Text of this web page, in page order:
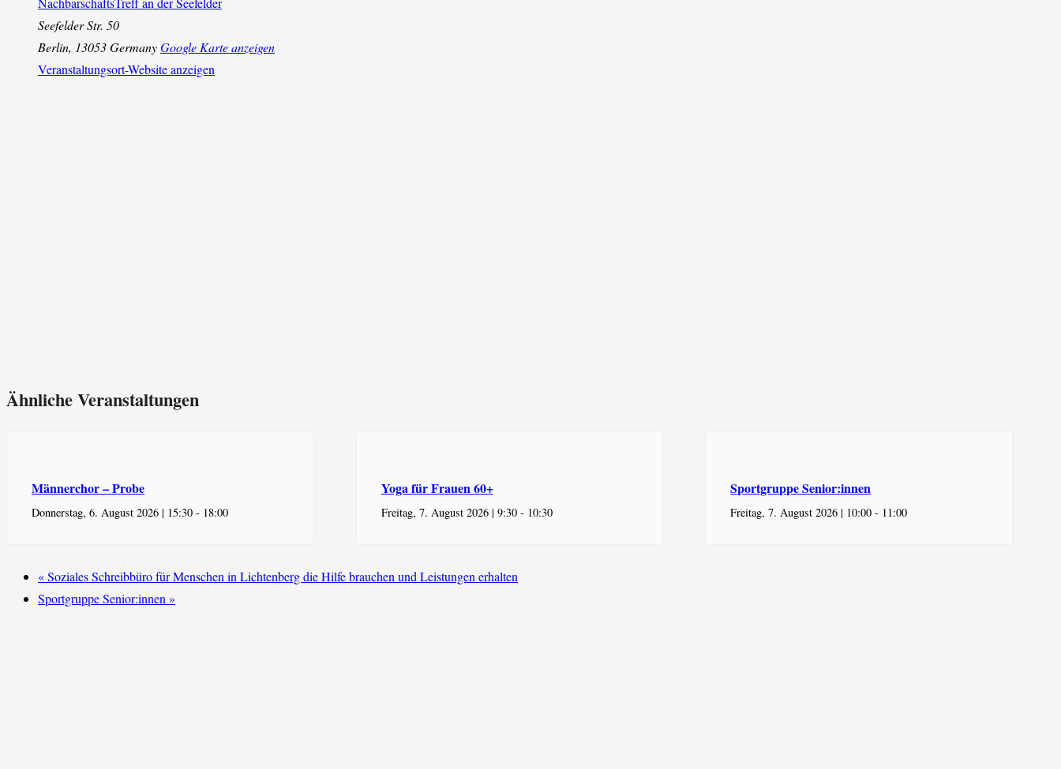
Seefelder Str. 50
Berlin, 13053GermanyGoogle Karte anzeigen
Veranstaltungsort-Website anzeigen
Ähnliche Veranstaltungen
Männerchor – Probe
Donnerstag, 6. August 2026 | 15:30 - 18:00
Yoga für Frauen 60+
Freitag, 7. August 2026 | 9:30- 10:30
Sportgruppe Senior:innen
Freitag, 7. August 2026 | 10:00 - 11:00
«Soziales Schreibbüro für Menschen in Lichtenberg die Hilfe brauchen und Leistungen erhalten
Sportgruppe Senior:innen»